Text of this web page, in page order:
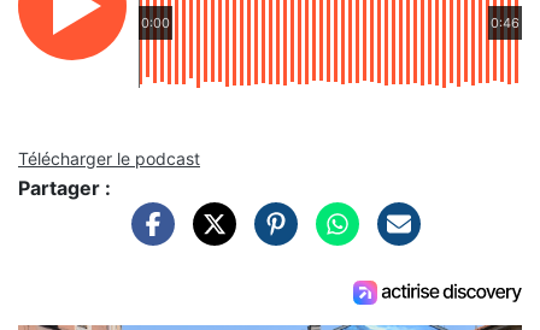
0:00 0:46
Télécharger le podcast
Partager :